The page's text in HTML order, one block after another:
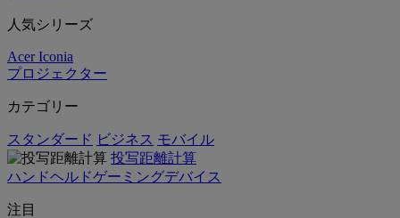
人気シリーズ
Acer Iconia
プロジェクター
カテゴリー
スタンダード ビジネス モバイル
投写距離計算
ハンドヘルドゲーミングデバイス
注目